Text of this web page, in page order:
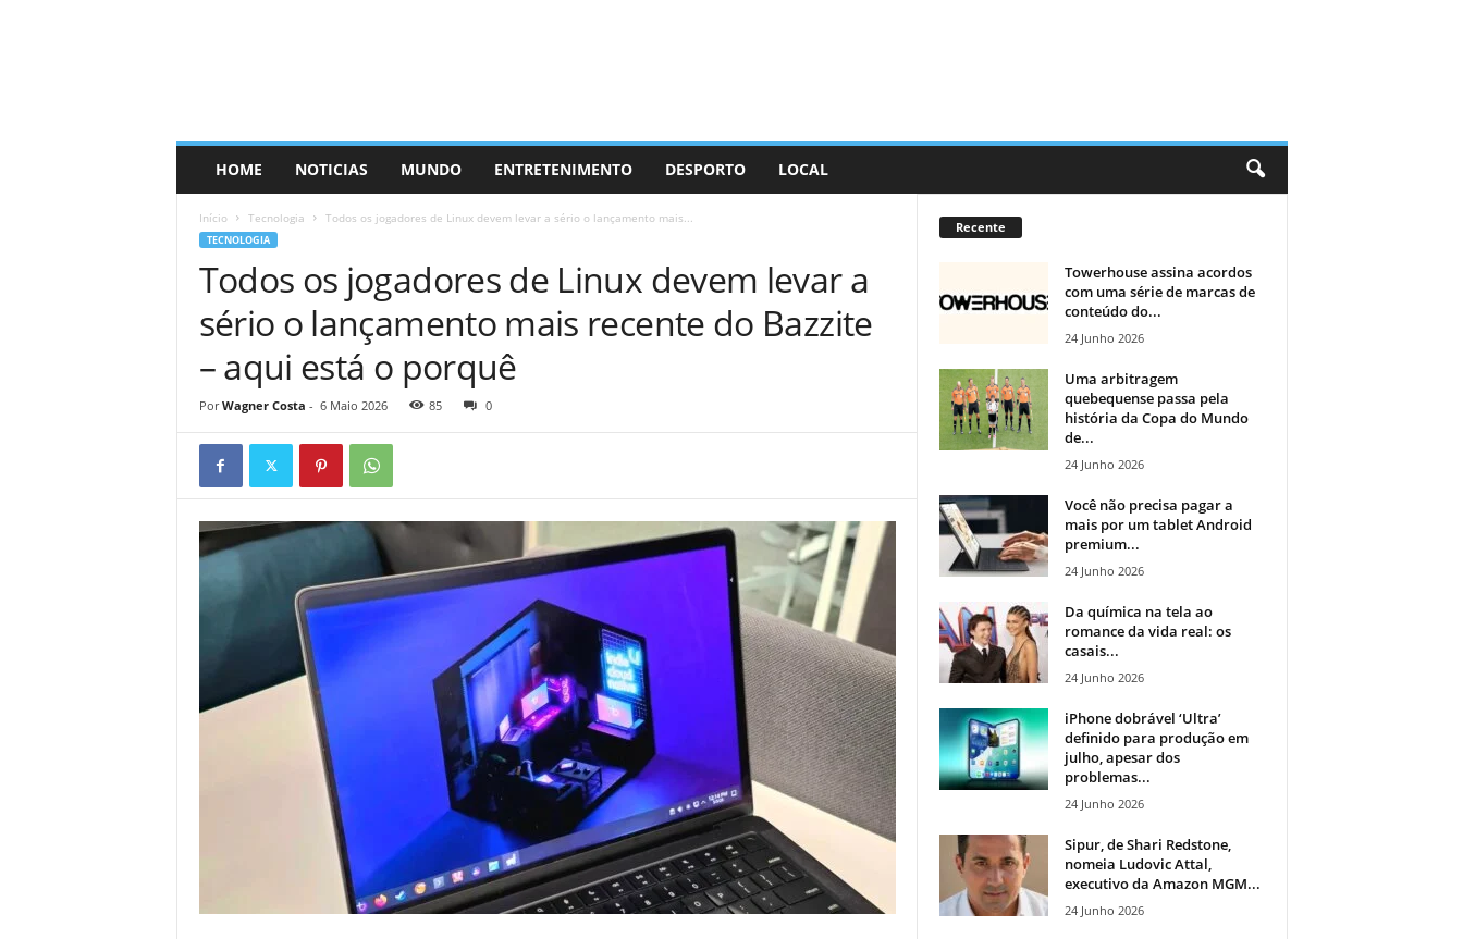
HOME NOTICIAS MUNDO ENTRETENIMENTO DESPORTO LOCAL
Início Tecnologia Todos os jogadores de Linux devem levar a sério o lançamento mais...
TECNOLOGIA
Todos os jogadores de Linux devem levar a
sério o lançamento mais recente do Bazzite
– aqui está o porquê
Por Wagner Costa - 6 Maio 2026 85 0
Recente
Towerhouse assina acordos
com uma série de marcas de
conteúdo do...
24 Junho 2026
Uma arbitragem
quebequense passa pela
história da Copa do Mundo
de...
24 Junho 2026
Você não precisa pagar a
mais por um tablet Android
premium...
24 Junho 2026
Da química na tela ao
romance da vida real: os
casais...
24 Junho 2026
iPhone dobrável ‘Ultra’
definido para produção em
julho, apesar dos
problemas...
24 Junho 2026
Sipur, de Shari Redstone,
nomeia Ludovic Attal,
executivo da Amazon MGM...
24 Junho 2026